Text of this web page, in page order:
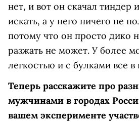
нет, и вот он скачал
искать, а у него ничего не
потому что он просто дико
разжать не может. У более
легкостью и с булками все в
Теперь расскажите про
мужчинами в городах
вашем эксперименте